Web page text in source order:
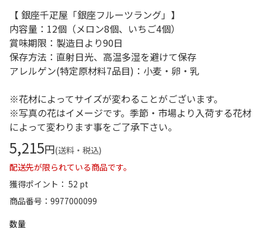
【 銀座千疋屋「銀座フルーツラング」】
内容量：12個（メロン8個、いちご4個）
賞味期限：製造日より90日
保存方法：直射日光、高温多湿を避けて保存
アレルゲン(特定原材料7品目)：小麦・卵・乳
※花材によってサイズが変わることがございます。
※写真の花はイメージです。季節・市場より入荷する花材
によって変わります事をご了承下さい。
5,215円(送料・税込)
配送先が限られている商品です。
獲得ポイント： 52 pt
商品番号
9977000099
数量